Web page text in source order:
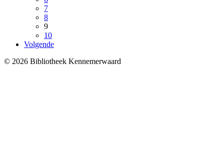
7
8
9
10
Volgende
© 2026 Bibliotheek Kennemerwaard